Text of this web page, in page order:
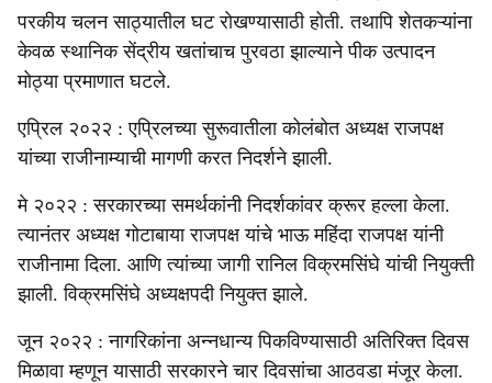
परकीय चलन साठ्यातील घट रोखण्यासाठी होती. तथापि शेतकऱ्यांना
केवळ स्थानिक सेंद्रीय खतांचाच पुरवठा झाल्याने पीक उत्पादन
मोठ्या प्रमाणात घटले.
एप्रिल २०२२ : एप्रिलच्या सुरूवातीला कोलंबोत अध्यक्ष राजपक्ष
यांच्या राजीनाम्याची मागणी करत निदर्शने झाली.
मे २०२२ : सरकारच्या समर्थकांनी निदर्शकांवर क्रूर हल्ला केला.
त्यानंतर अध्यक्ष गोटाबाया राजपक्ष यांचे भाऊ महिंदा राजपक्ष यांनी
राजीनामा दिला. आणि त्यांच्या जागी रानिल विक्रमसिंघे यांची नियुक्ती
झाली. विक्रमसिंघे अध्यक्षपदी नियुक्त झाले.
जून २०२२ : नागरिकांना अन्नधान्य पिकविण्यासाठी अतिरिक्त दिवस
मिळावा म्हणून यासाठी सरकारने चार दिवसांचा आठवडा मंजूर केला.